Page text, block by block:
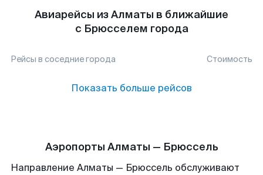
Авиарейсы из Алматы в ближайшие
с Брюсселем города
Рейсы в соседние города Стоимость
Показать больше рейсов
Аэропорты Алматы — Брюссель
Направление Алматы — Брюссель обслуживают